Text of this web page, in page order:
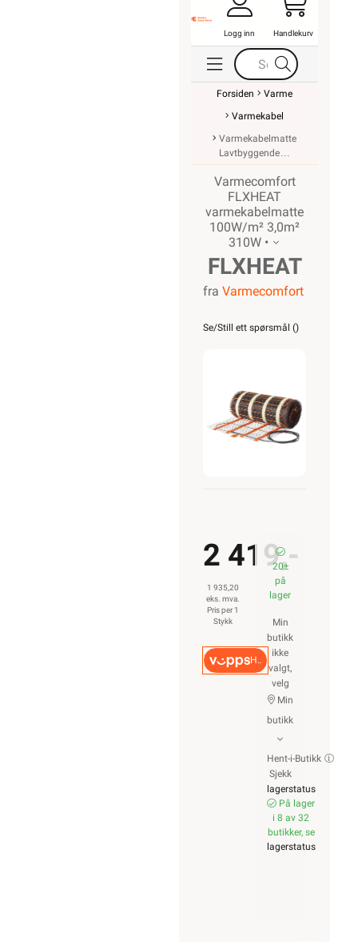
Logg inn Handlekurv
Forsiden
Varme
Varmekabel
Varmekabelmatte
Lavtbyggende
Varmecomfort
FLXHEAT
varmekabelmatte
100W/m² 3,0m²
310W •
FLXHEAT
100W/m²
310W
fra Varmecomfort
Se/Still ett spørsmål ()
2 419,-
1 935,20
eks. mva.
Pris per 1
Stykk
Hurtigkasse
20±
på
lager
Min
butikk
ikke
valgt,
velg
Min
butikk
Hent-i-Butikk
Sjekk
lagerstatus
På lager
i 8 av 32
butikker, se
lagerstatus